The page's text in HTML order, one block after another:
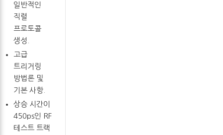
일반적인
직렬
프로토콜
생성.
고급
트리거링
방법론 및
기본 사항.
상승 시간이
450ps인 RF
테스트 트랙